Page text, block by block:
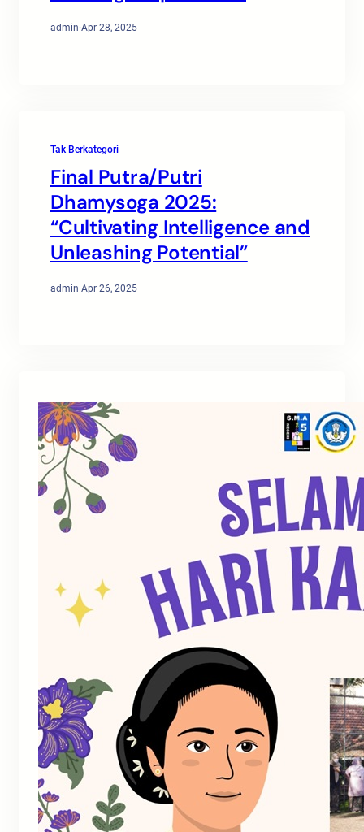
admin·Apr 28, 2025
Tak Berkategori
Final Putra/Putri
Dhamysoga 2025:
“Cultivating Intelligence and
Unleashing Potential”
admin·Apr 26, 2025